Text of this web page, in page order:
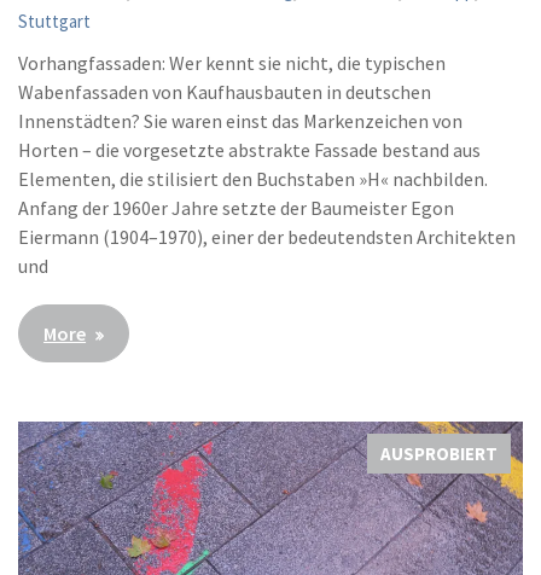
Stuttgart
Vorhangfassaden: Wer kennt sie nicht, die typischen
Wabenfassaden von Kaufhausbauten in deutschen
Innenstädten? Sie waren einst das Markenzeichen von
Horten – die vorgesetzte abstrakte Fassade bestand aus
Elementen, die stilisiert den Buchstaben »H« nachbilden.
Anfang der 1960er Jahre setzte der Baumeister Egon
Eiermann (1904–1970), einer der bedeutendsten Architekten
und
More
AUSPROBIERT